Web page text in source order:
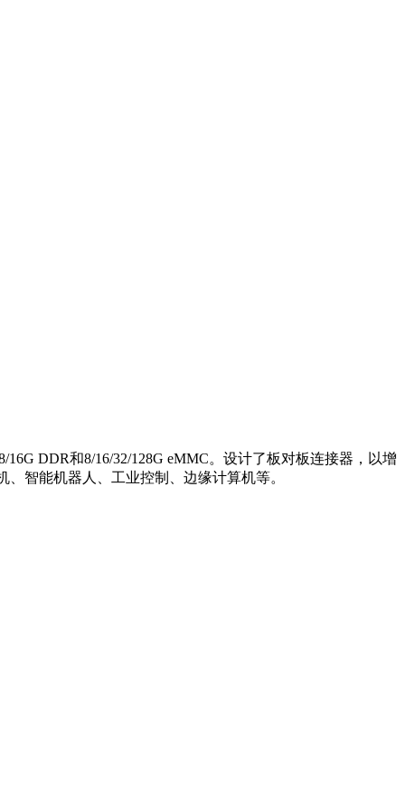
DDR和8/16/32/128G eMMC。设计了板对板连接器，以增
智能机器人、工业控制、边缘计算机等。